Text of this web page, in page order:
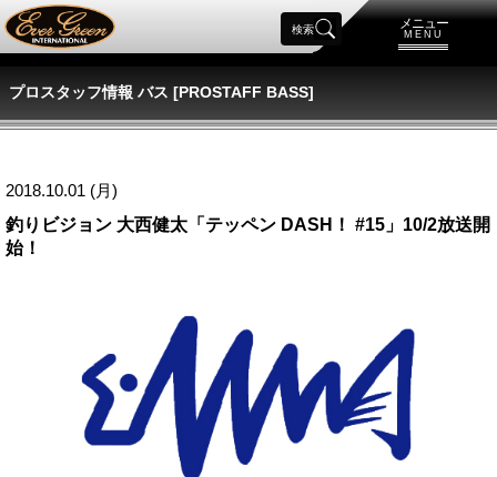
メニュー
MENU
検索
プロスタッフ情報 バス [PROSTAFF BASS]
2018.10.01 (月)
釣りビジョン 大西健太「テッペン DASH！ #15」10/2放送開
始！